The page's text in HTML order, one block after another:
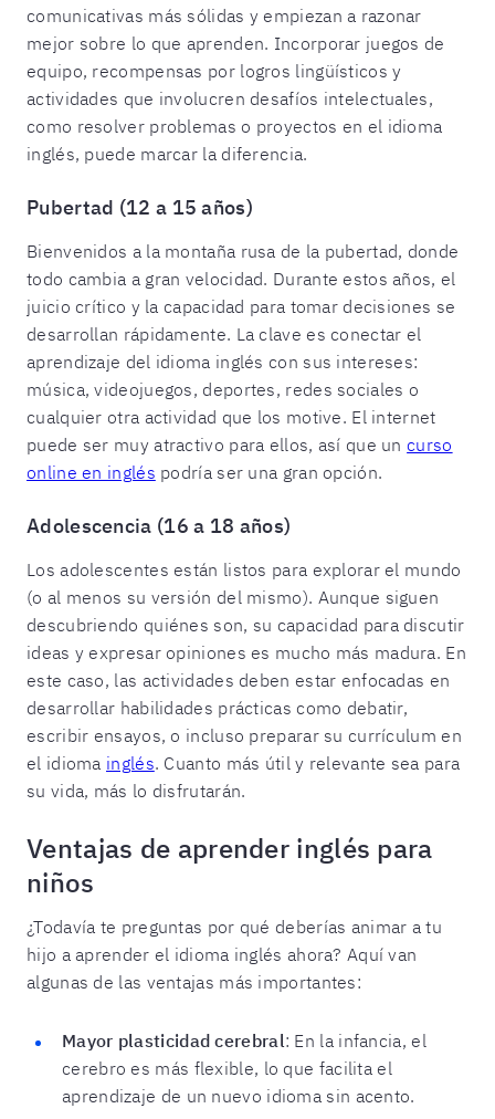
comunicativas más sólidas y empiezan a razonar
mejor sobre lo que aprenden. Incorporar juegos de
equipo, recompensas por logros lingüísticos y
actividades que involucren desafíos intelectuales,
como resolver problemas o proyectos en el idioma
inglés, puede marcar la diferencia.
Pubertad (12 a 15 años)
Bienvenidos a la montaña rusa de la pubertad, donde
todo cambia a gran velocidad. Durante estos años, el
juicio crítico y la capacidad para tomar decisiones se
desarrollan rápidamente. La clave es conectar el
aprendizaje del idioma inglés con sus intereses:
música, videojuegos, deportes, redes sociales o
cualquier otra actividad que los motive. El internet
puede ser muy atractivo para ellos, así que uncurso
online en inglés podría ser una gran opción.
Adolescencia (16 a 18 años)
Los adolescentes están listos para explorar el mundo
(o al menos su versión del mismo). Aunque siguen
descubriendo quiénes son, su capacidad para discutir
ideas y expresar opiniones es mucho más madura. En
este caso, las actividades deben estar enfocadas en
desarrollar habilidades prácticas como debatir,
escribir ensayos, o incluso preparar su currículum en
el idioma inglés. Cuanto más útil y relevante sea para
su vida, más lo disfrutarán.
Ventajas de aprender inglés para
niños
¿Todavía te preguntas por qué deberías animar a tu
hijo a aprender el idioma inglés ahora? Aquí van
algunas de las ventajas más importantes:
Mayor plasticidad cerebral: En la infancia, el
cerebro es más flexible, lo que facilita el
aprendizaje de un nuevo idioma sin acento.